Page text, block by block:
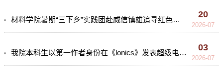
材料学院暑期“三下乡”实践团赴威信镇雄追寻红色足迹 （一）
20
2026-07
我院本科生以第一作者身份在《lonics》发表超级电容器研究成果
03
2026-07